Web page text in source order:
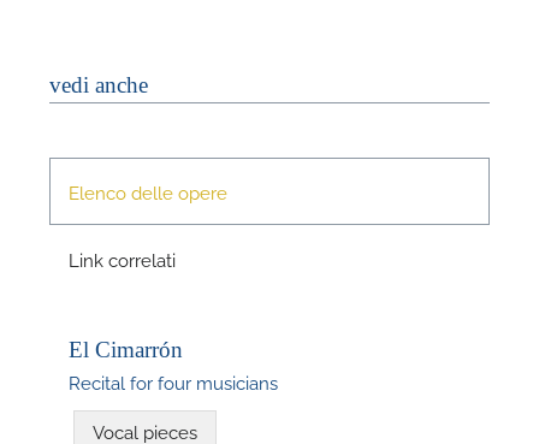
vedi anche
Elenco delle opere
Link correlati
El Cimarrón
Recital for four musicians
Vocal pieces